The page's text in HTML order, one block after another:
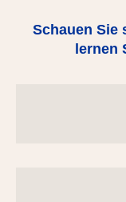
Schauen Sie
lernen